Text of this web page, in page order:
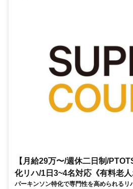
【月給29万〜/週休二日制/
化リハ/1日3~4名対応《有料老人
パーキンソン特化で専門性を高められるリ